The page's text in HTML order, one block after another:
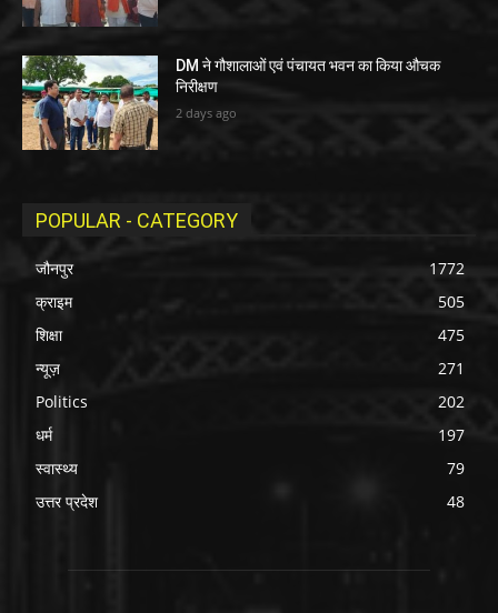
DM ने गौशालाओं एवं पंचायत भवन का किया औचक
निरीक्षण
2 days ago
POPULAR - CATEGORY
जौनपुर
1772
क्राइम
505
शिक्षा
475
न्यूज़
271
Politics
202
धर्म
197
स्वास्थ्य
79
उत्तर प्रदेश
48